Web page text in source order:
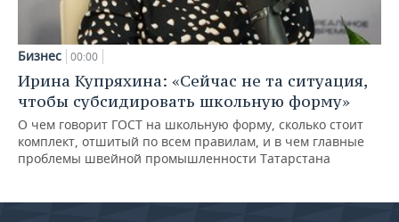
Бизнес 00:00
Ирина Купряхина: «Сейчас не та ситуация,
чтобы субсидировать школьную форму»
О чем говорит ГОСТ на школьную форму, сколько стоит
комплект, отшитый по всем правилам, и в чем главные
проблемы швейной промышленности Татарстана